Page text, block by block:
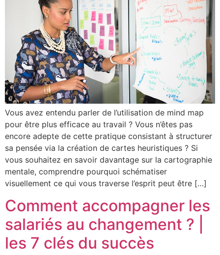
Vous avez entendu parler de l’utilisation de mind map
pour être plus efficace au travail ? Vous n’êtes pas
encore adepte de cette pratique consistant à structurer
sa pensée via la création de cartes heuristiques ? Si
vous souhaitez en savoir davantage sur la cartographie
mentale, comprendre pourquoi schématiser
visuellement ce qui vous traverse l’esprit peut être […]
Comment accompagner les
salariés au changement ? |
les 7 clés du succès